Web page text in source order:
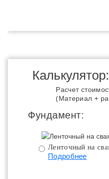
Калькулятор:
Расчет
(Материал +
Фундамент:
Ленточный на
Подробнее